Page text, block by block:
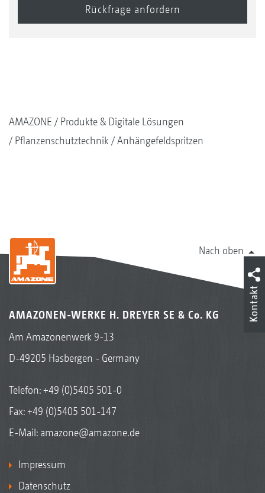
AMAZONE
Produkte & Digitale Lösungen
Pflanzenschutztechnik
Anhängefeldspritzen
Nach oben
AMAZONEN-WERKE H. DREYER SE & Co. KG
Am Amazonenwerk 9-13
D-49205 Hasbergen - Germany
Telefon:+49 (0)5405 501-0
Fax: +49 (0)5405 501-147
E-Mail: amazone@amazone.de
Impressum
Datenschutz
Kontakt